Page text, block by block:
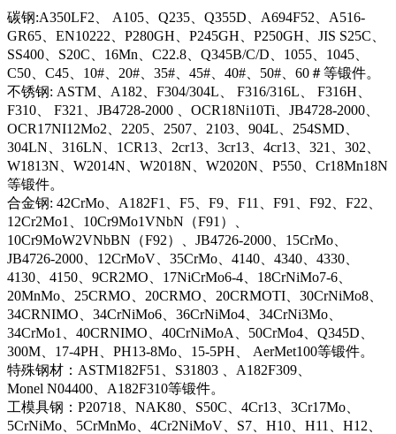
碳钢:A350LF2、 A105、Q235、Q355D、A694F52、A516-
GR65、EN10222、P280GH、P245GH、P250GH、JIS S25C、
SS400、S20C、16Mn、C22.8、Q345B/C/D、1055、1045、
C50、C45、10#、20#、35#、45#、40#、50#、60＃等锻件。
不锈钢: ASTM、A182、F304/304L、 F316/316L、 F316H、
F310、 F321、JB4728-2000 、OCR18Ni10Ti、JB4728-2000、
OCR17NI12Mo2、2205、2507、2103、904L、254SMD、
304LN、316LN、1CR13、2cr13、3cr13、4cr13、321、302、
W1813N、W2014N、W2018N、W2020N、P550、Cr18Mn18N
等锻件。
合金钢: 42CrMo、A182F1、F5、F9、F11、F91、F92、F22、
12Cr2Mo1、10Cr9Mo1VNbN（F91）、
10Cr9MoW2VNbBN（F92）、JB4726-2000、15CrMo、
JB4726-2000、12CrMoV、35CrMo、4140、4340、4330、
4130、4150、9CR2MO、17NiCrMo6-4、18CrNiMo7-6、
20MnMo、25CRMO、20CRMO、20CRMOTI、30CrNiMo8、
34CRNIMO、34CrNiMo6、36CrNiMo4、34CrNi3Mo、
34CrMo1、40CRNIMO、40CrNiMoA、50CrMo4、Q345D、
300M、17-4PH、PH13-8Mo、15-5PH、 AerMet100等锻件。
特殊钢材：ASTM182F51、S31803 、A182F309、
Monel N04400、A182F310等锻件。
工模具钢：P20718、NAK80、S50C、4Cr13、3Cr17Mo、
5CrNiMo、5CrMnMo、4Cr2NiMoV、S7、H10、H11、H12、